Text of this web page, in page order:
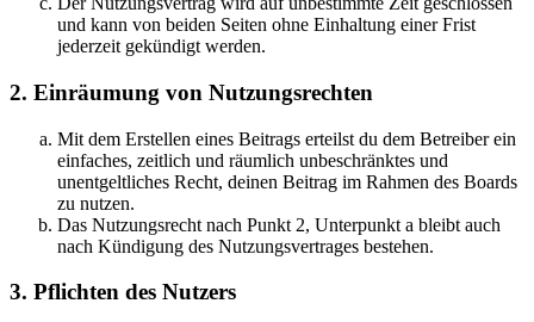
und kann von beiden Seiten ohne Einhaltung einer Frist
jederzeit gekündigt werden.
2. Einräumung von Nutzungsrechten
Mit dem Erstellen eines Beitrags erteilst du dem Betreiber ein
einfaches, zeitlich und räumlich unbeschränktes und
unentgeltliches Recht, deinen Beitrag im Rahmen des Boards
zu nutzen.
Das Nutzungsrecht nach Punkt 2, Unterpunkt a bleibt auch
nach Kündigung des Nutzungsvertrages bestehen.
3. Pflichten des Nutzers